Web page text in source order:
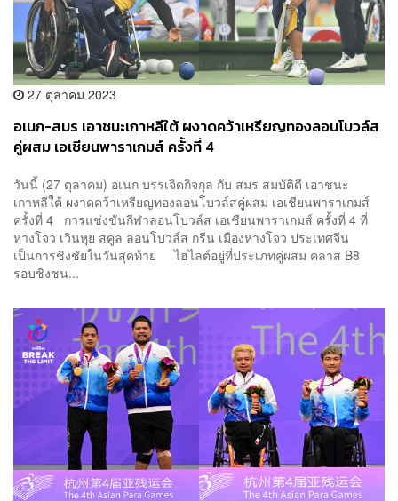
27 ตุลาคม 2023
อเนก-สมร เอาชนะเกาหลีใต้ ผงาดคว้าเหรียญทองลอนโบวล์ส
คู่ผสม เอเชียนพาราเกมส์ ครั้งที่ 4
วันนี้ (27 ตุลาคม) อเนก บรรเจิดกิจกุล กับ สมร สมบัติดี เอาชนะ
เกาหลีใต้ ผงาดคว้าเหรียญทองลอนโบวล์สคู่ผสม เอเชียนพาราเกมส์
ครั้งที่ 4 การแข่งขันกีฬาลอนโบวล์ส เอเชียนพาราเกมส์ ครั้งที่ 4 ที่
หางโจว เวินหุย สคูล ลอนโบวล์ส กรีน เมืองหางโจว ประเทศจีน
เป็นการชิงชัยในวันสุดท้าย ไฮไลต์อยู่ที่ประเภทคู่ผสม คลาส B8
รอบชิงชน...